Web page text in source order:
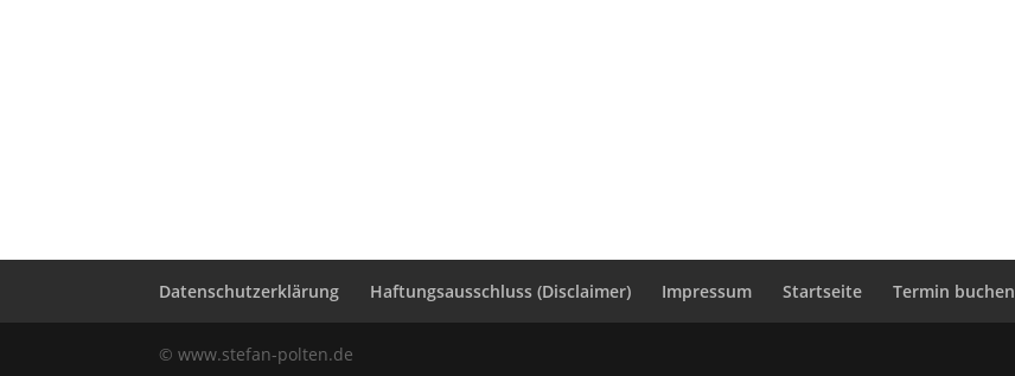
Datenschutzerklärung Haftungsausschluss (Disclaimer) Impressum Startseite Termin buchen
© www.stefan-polten.de